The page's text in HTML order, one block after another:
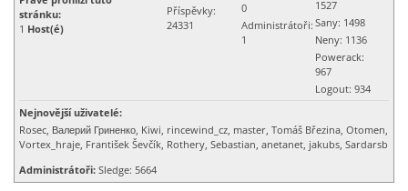
stránku:
1 Host(é)
1527
Sany: 1498
Neny: 1136
Powerack:
967
Logout: 934
0
Administrátoři:
1
Příspěvky:
24331
Nejnovější uživatelé:
Rosec, Валерий Гриненко, Kiwi, rincewind_cz, master, Tomáš Březina, Otomen,
Vortex_hraje, František Ševčík, Rothery, Sebastian, anetanet, jakubs, Sardarsb
Administrátoři: Sledge: 5664